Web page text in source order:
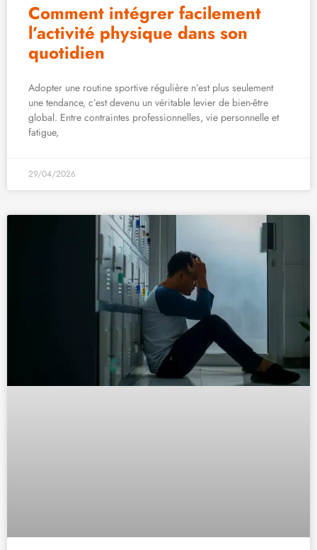
Comment intégrer facilement
l’activité physique dans son
quotidien
Adopter une routine sportive régulière n’est plus seulement
une tendance, c’est devenu un véritable levier de bien-être
global. Entre contraintes professionnelles, vie personnelle et
fatigue,
29/04/2026